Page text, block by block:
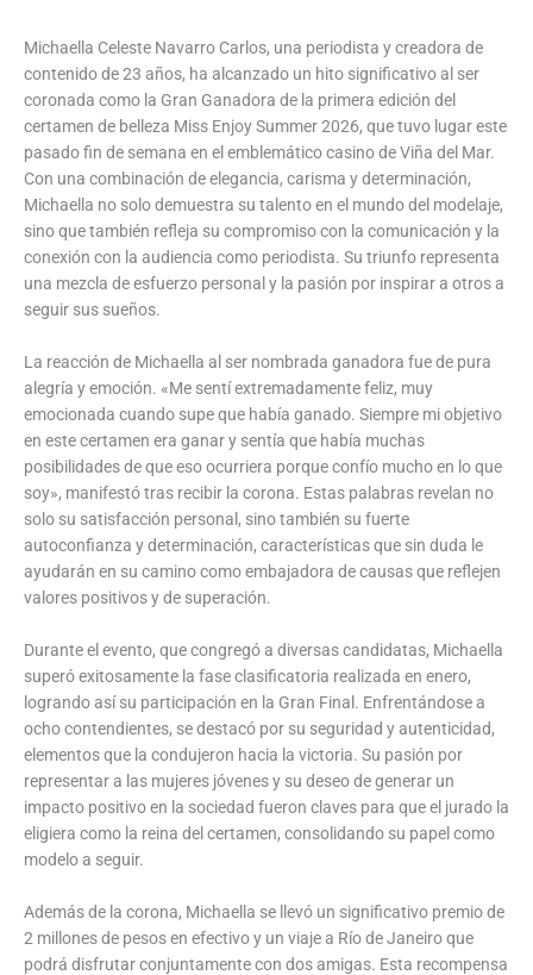
Michaella Celeste Navarro Carlos, una periodista y creadora de
contenido de 23 años, ha alcanzado un hito significativo al ser
coronada como la Gran Ganadora de la primera edición del
certamen de belleza Miss Enjoy Summer 2026, que tuvo lugar este
pasado fin de semana en el emblemático casino de Viña del Mar.
Con una combinación de elegancia, carisma y determinación,
Michaella no solo demuestra su talento en el mundo del modelaje,
sino que también refleja su compromiso con la comunicación y la
conexión con la audiencia como periodista. Su triunfo representa
una mezcla de esfuerzo personal y la pasión por inspirar a otros a
seguir sus sueños.
La reacción de Michaella al ser nombrada ganadora fue de pura
alegría y emoción. «Me sentí extremadamente feliz, muy
emocionada cuando supe que había ganado. Siempre mi objetivo
en este certamen era ganar y sentía que había muchas
posibilidades de que eso ocurriera porque confío mucho en lo que
soy», manifestó tras recibir la corona. Estas palabras revelan no
solo su satisfacción personal, sino también su fuerte
autoconfianza y determinación, características que sin duda le
ayudarán en su camino como embajadora de causas que reflejen
valores positivos y de superación.
Durante el evento, que congregó a diversas candidatas, Michaella
superó exitosamente la fase clasificatoria realizada en enero,
logrando así su participación en la Gran Final. Enfrentándose a
ocho contendientes, se destacó por su seguridad y autenticidad,
elementos que la condujeron hacia la victoria. Su pasión por
representar a las mujeres jóvenes y su deseo de generar un
impacto positivo en la sociedad fueron claves para que el jurado la
eligiera como la reina del certamen, consolidando su papel como
modelo a seguir.
Además de la corona, Michaella se llevó un significativo premio de
2 millones de pesos en efectivo y un viaje a Río de Janeiro que
podrá disfrutar conjuntamente con dos amigas. Esta recompensa